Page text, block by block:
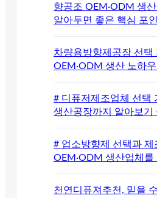
향공조 OEM·ODM 생
알아두면 좋은 핵심 포
차량용방향제공장 선택
OEM·ODM 생산 노하
# 디퓨저제조업체 선택
생산공장까지 알아보기
# 업소방향제 선택과 제
OEM·ODM 생산업체를
천연디퓨져추천, 믿을